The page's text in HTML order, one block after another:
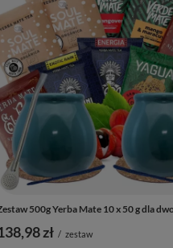
500g Yerba Mate 10 x 50 g dla
zł / zestaw